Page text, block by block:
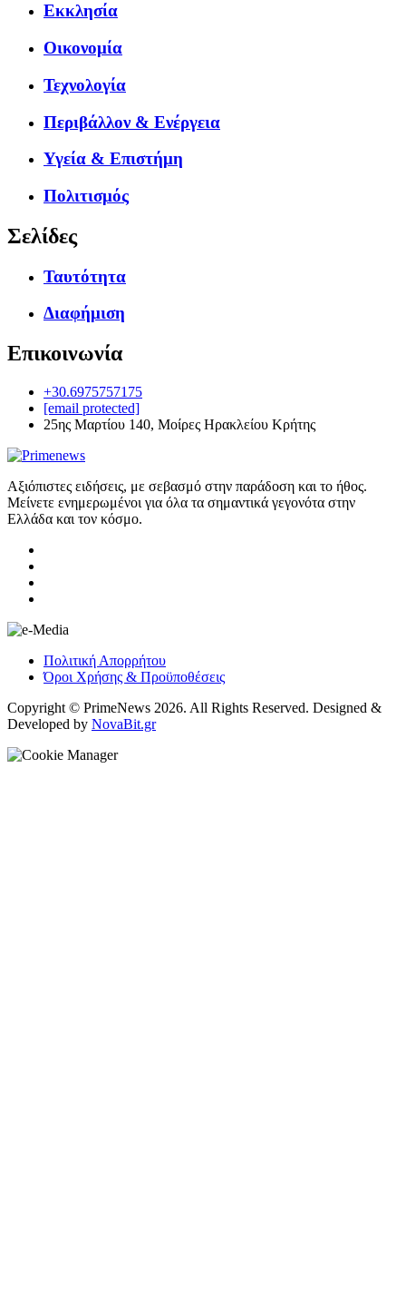
Εκκλησία
Οικονομία
Τεχνολογία
Περιβάλλον & Ενέργεια
Υγεία & Επιστήμη
Πολιτισμός
Σελίδες
Ταυτότητα
Διαφήμιση
Επικοινωνία
+30.6975757175
[email protected]
25ης Μαρτίου 140, Μοίρες Ηρακλείου Κρήτης
Αξιόπιστες ειδήσεις, με σεβασμό στην παράδοση και το ήθος.
Μείνετε ενημερωμένοι για όλα τα σημαντικά γεγονότα στην
Ελλάδα και τον κόσμο.
Πολιτική Απορρήτου
Όροι Χρήσης & Προϋποθέσεις
Copyright © PrimeNews 2026. All Rights Reserved. Designed &
Developed by NovaBit.gr